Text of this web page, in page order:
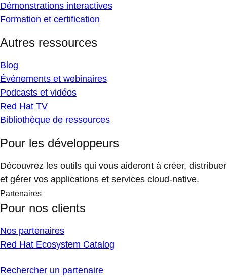
Démonstrations interactives
Formation et certification
Autres ressources
Blog
Événements et webinaires
Podcasts et vidéos
Red Hat TV
Bibliothèque de ressources
Pour les développeurs
Découvrez les outils qui vous aideront à créer, distribuer
et gérer vos applications et services cloud-native.
Partenaires
Pour nos clients
Nos partenaires
Red Hat Ecosystem Catalog
Rechercher un partenaire